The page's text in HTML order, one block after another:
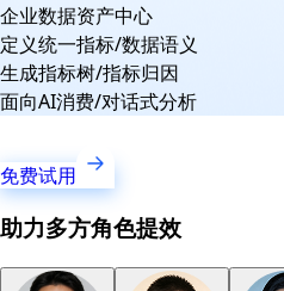
企业数据资产中心
定义统一指标/数据语义
生成指标树/指标归因
面向AI消费/对话式分析
免费试用
助力多方角色提效